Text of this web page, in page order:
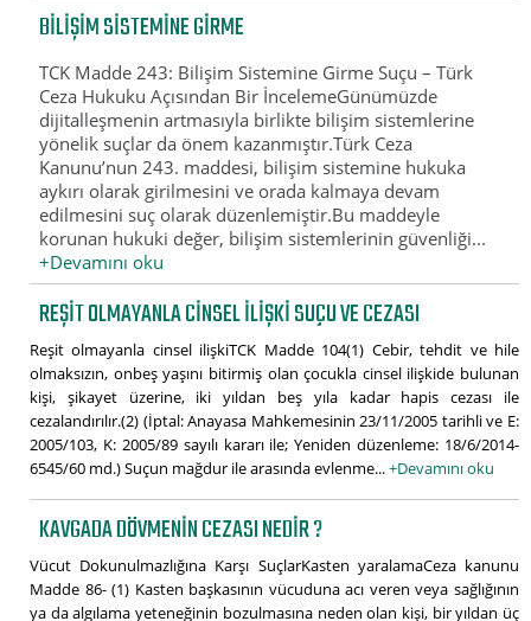
BILIŞIM SISTEMINE GIRME
TCK Madde 243: Bilişim Sistemine Girme Suçu – Türk
Ceza Hukuku Açısından Bir İncelemeGünümüzde
dijitalleşmenin artmasıyla birlikte bilişim sistemlerine
yönelik suçlar da önem kazanmıştır.Türk Ceza
Kanunu’nun 243. maddesi, bilişim sistemine hukuka
aykırı olarak girilmesini ve orada kalmaya devam
edilmesini suç olarak düzenlemiştir.Bu maddeyle
korunan hukuki değer, bilişim sistemlerinin güvenliği...
+Devamını oku
REŞIT OLMAYANLA CINSEL ILIŞKI SUÇU VE CEZASI
Reşit olmayanla cinsel ilişkiTCK Madde 104(1) Cebir, tehdit ve hile
olmaksızın, onbeş yaşını bitirmiş olan çocukla cinsel ilişkide bulunan
kişi, şikayet üzerine, iki yıldan beş yıla kadar hapis cezası ile
cezalandırılır.(2) (İptal: Anayasa Mahkemesinin 23/11/2005 tarihli ve E:
2005/103, K: 2005/89 sayılı kararı ile; Yeniden düzenleme: 18/6/2014-
6545/60 md.) Suçun mağdur ile arasında evlenme...+Devamını oku
KAVGADA DÖVMENIN CEZASI NEDIR ?
Vücut Dokunulmazlığına Karşı SuçlarKasten yaralamaCeza kanunu
Madde 86- (1) Kasten başkasının vücuduna acı veren veya sağlığının
ya da algılama yeteneğinin bozulmasına neden olan kişi, bir yıldan üç